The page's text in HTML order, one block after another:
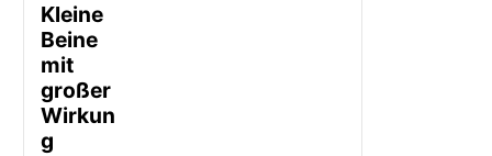
Kleine
Beine
mit
großer
Wirkun
g